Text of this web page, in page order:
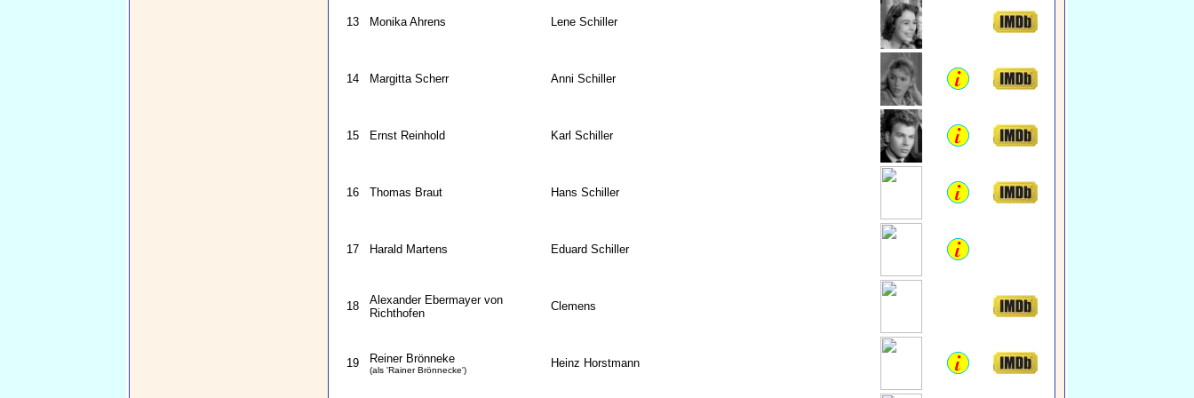
13 Monika Ahrens Lene Schiller
14 Margitta Scherr Anni Schiller
15 Ernst Reinhold Karl Schiller
16 Thomas Braut Hans Schiller
17 Harald Martens Eduard Schiller
18
Alexander Ebermayer von
Richthofen
Clemens
19 Reiner Brönneke
(als 'Rainer Brönnecke')
Heinz Horstmann